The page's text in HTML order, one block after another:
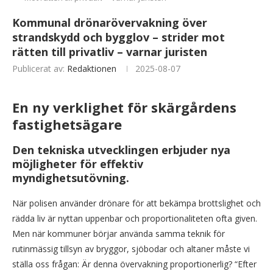
Kommunal drönarövervakning över
strandskydd och bygglov – strider mot
rätten till privatliv – varnar juristen
Publicerat av: Redaktionen 2025-08-07
En ny verklighet för skärgårdens
fastighetsägare
Den tekniska utvecklingen erbjuder nya
möjligheter för effektiv
myndighetsutövning.
När polisen använder drönare för att bekämpa brottslighet och
rädda liv är nyttan uppenbar och proportionaliteten ofta given.
Men när kommuner börjar använda samma teknik för
rutinmässig tillsyn av bryggor, sjöbodar och altaner måste vi
ställa oss frågan: Är denna övervakning proportionerlig? “Efter